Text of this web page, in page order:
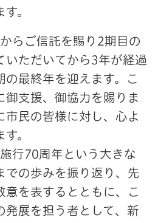
。
らご信託を賜り2期目の
いただいてから3年が経過
の最終年を迎えます。こ
御支援、御協力を賜りま
市民の皆様に対し、心よ
。
行70周年という大きな
での歩みを振り返り、先
意を表するとともに、こ
発展を担う者として、新